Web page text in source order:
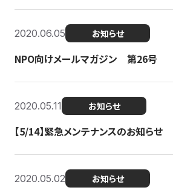
2020.06.05 お知らせ
NPO向けメールマガジン 第26号
2020.05.11 お知らせ
【5/14】緊急メンテナンスのお知らせ
2020.05.02 お知らせ